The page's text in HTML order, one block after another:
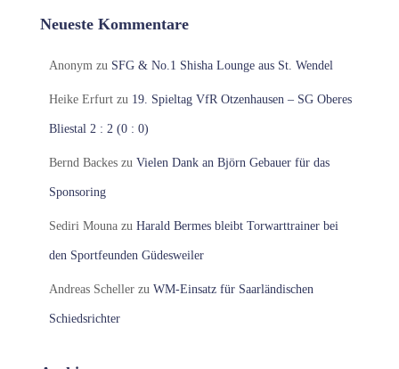
Neueste Kommentare
Anonym zu SFG & No.1 Shisha Lounge aus St. Wendel
Heike Erfurt zu 19. Spieltag VfR Otzenhausen – SG Oberes
Bliestal 2 : 2 (0 : 0)
Bernd Backes zu Vielen Dank an Björn Gebauer für das
Sponsoring
Sediri Mouna zu Harald Bermes bleibt Torwarttrainer bei
den Sportfeunden Güdesweiler
Andreas Scheller zu WM-Einsatz für Saarländischen
Schiedsrichter